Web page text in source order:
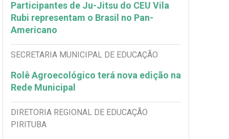
Participantes de Ju-Jitsu do CEU Vila
Rubi representam o Brasil no Pan-
Americano
SECRETARIA MUNICIPAL DE EDUCAÇÃO
Rolê Agroecológico terá nova edição na
Rede Municipal
DIRETORIA REGIONAL DE EDUCAÇÃO
PIRITUBA